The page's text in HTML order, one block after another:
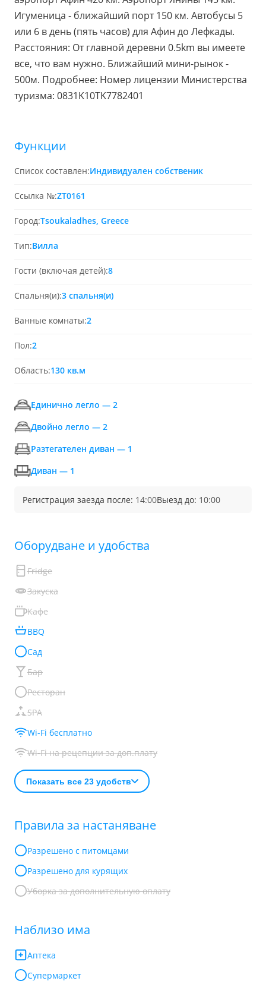
Игуменица - ближайший порт 150 км. Автобусы 5
или 6 в день (пять часов) для Афин до Лефкады.
Расстояния: От главной деревни 0.5km вы имеете
все, что вам нужно. Ближайший мини-рынок -
500м. Подробнее: Номер лицензии Министерства
туризма: 0831K10TK7782401
Функции
Список составлен:Индивидуален собственик
Ссылка №:ZT0161
Город:Tsoukaladhes, Greece
Тип:Вилла
Гости (включая детей):8
Спальня(и):3 спальня(и)
Ванные комнаты:2
Пол:2
Область:130 кв.м
Единично легло — 2
Двойно легло — 2
Разтегателен диван — 1
Диван — 1
Регистрация заезда после: 14:00Выезд до: 10:00
Обoрудване и удобства
Fridge
Закуска
Кафе
BBQ
Сад
Бар
Ресторан
SPA
Wi-Fi бесплатно
Wi-Fi на рецепции за доп.плату
Показать все 23 удобств
Правила за настаняване
Разрешено с питомцами
Разрешено для курящих
Уборка за дополнительную оплату
Наблизо има
Аптека
Супермаркет